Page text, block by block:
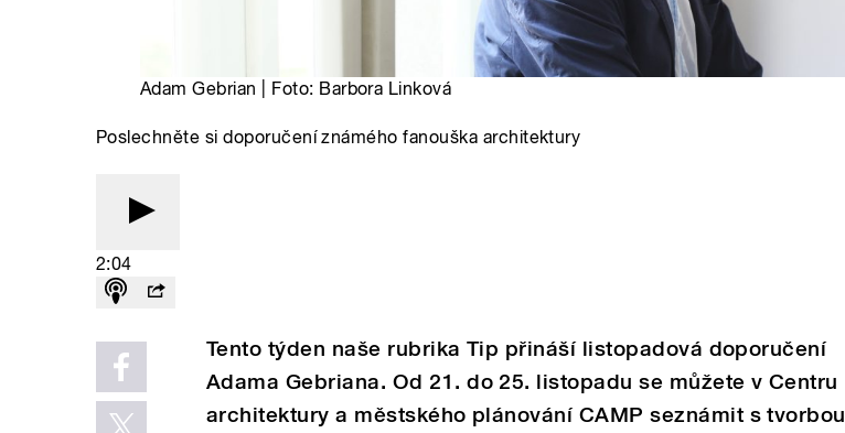
Adam Gebrian | Foto: Barbora Linková
Poslechněte si doporučení známého fanouška architektury
2:04
Tento týden naše rubrika Tip přináší listopadová doporučení
Adama Gebriana. Od 21. do 25. listopadu se můžete v Centru
architektury a městského plánování CAMP seznámit s tvorbou